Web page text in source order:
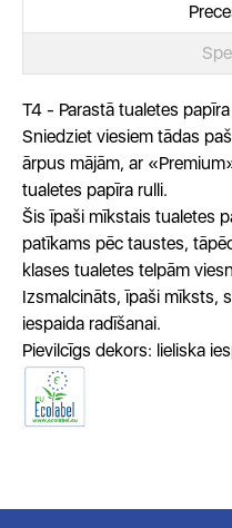
T4 - Parastā tualetes
Sniedziet viesiem tādas
ārpus mājām, ar
tualetes papīra rulli.
Šis īpaši mīkstais tualetes
patīkams pēc taustes,
klases tualetes telpām
Izsmalcināts, īpaši mīksts,
iespaida radīšanai.
Pievilcīgs dekors: lieliska